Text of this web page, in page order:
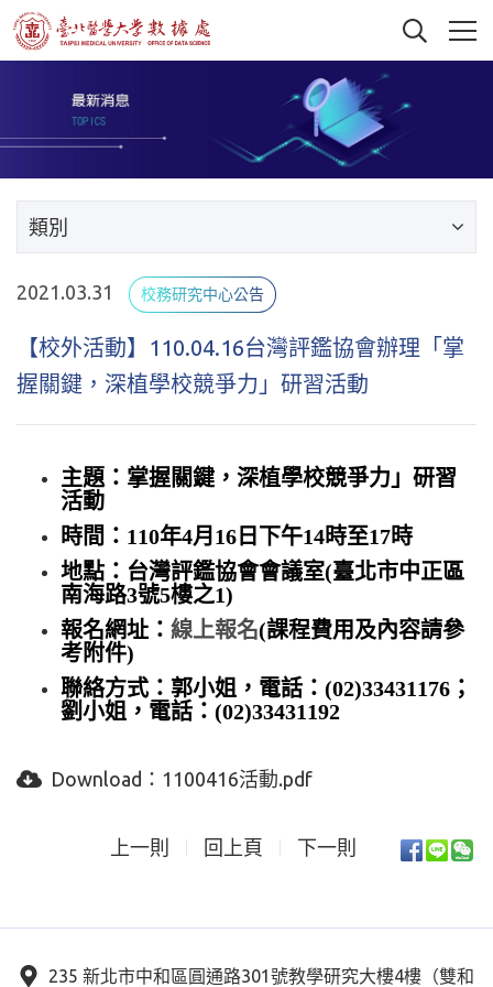
類別
2021.03.31 校務研究中心公告
【校外活動】110.04.16台灣評鑑協會辦理「掌
握關鍵，深植學校競爭力」研習活動
主題：掌握關鍵，深植學校競爭力」研習
活動
時間：110年4月16日下午14時至17時
地點：台灣評鑑協會會議室(臺北市中正區
南海路3號5樓之1)
報名網址： 線上報名(課程費用及內容請參
考附件)
聯絡方式：郭小姐，電話：(02)33431176；
劉小姐，電話：(02)33431192
Download： 1100416活動.pdf
上一則 回上頁 下一則
235 新北市中和區圓通路301號教學研究大樓4樓（雙和